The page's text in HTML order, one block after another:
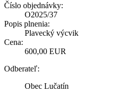
Číslo objednávky:
O2025/37
Popis plnenia:
Plavecký výcvik
Cena:
600,00 EUR
Odberateľ:
Obec Lučatín